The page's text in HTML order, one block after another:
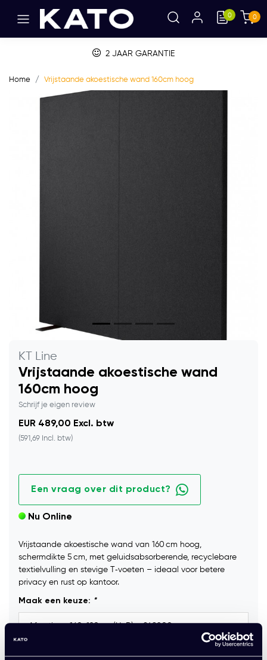
0 0
2 JAAR GARANTIE
Home Vrijstaande akoestische wand 160cm hoog
KT Line
Vrijstaande akoestische wand
160cm hoog
Schrijf je eigen review
EUR 489,00 Excl. btw
(591,69 Incl. btw)
Een vraag over dit product?
Nu Online
Vrijstaande akoestische wand van 160 cm hoog,
schermdikte 5 cm, met geluidsabsorberende, recyclebare
textielvulling en stevige T‑voeten – ideaal voor betere
privacy en rust op kantoor.
Maak een keuze: *